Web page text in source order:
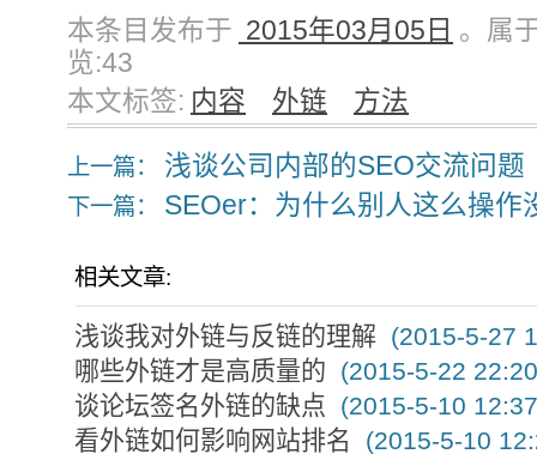
本条目发布于 2015年03月05日 。属
览:43
本文标签: 内容 外链 方法
上一篇： 浅谈公司内部的SEO交流问题
下一篇： SEOer：为什么别人这么操作
相关文章:
浅谈我对外链与反链的理解 (2015-5-27
哪些外链才是高质量的 (2015-5-22
谈论坛签名外链的缺点 (2015-5-10
看外链如何影响网站排名
(2015-5-10